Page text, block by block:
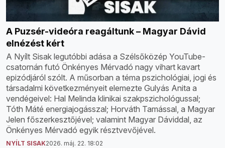
A Puzsér-videóra reagáltunk – Magyar Dávid
elnézést kért
A Nyílt Sisak legutóbbi adása a Szélsőközép YouTube-
csatornán futó Önkényes Mérvadó nagy vihart kavart
epizódjáról szólt. A műsorban a téma pszichológiai, jogi és
társadalmi következményeit elemezte Gulyás Anita a
vendégeivel: Hal Melinda klinikai szakpszichológussal;
Tóth Máté energiajogásszal; Horváth Tamással, a Magyar
Jelen főszerkesztőjével; valamint Magyar Dáviddal, az
Önkényes Mérvadó egyik résztvevőjével.
NYÍLT SISAK2026. máj. 22. 18:02